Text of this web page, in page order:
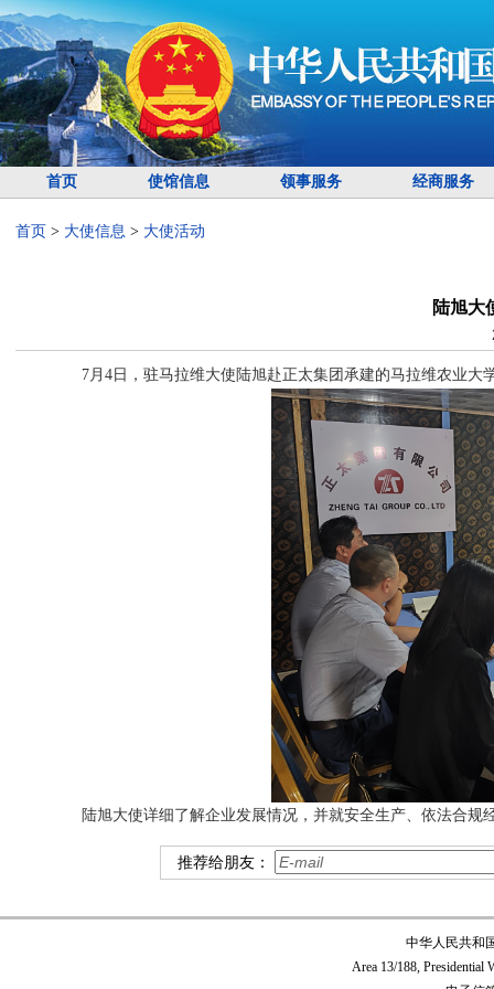
首页 使馆信息 领事服务 经商服务
首页 > 大使信息 > 大使活动
陆旭大
7月4日，驻马拉维大使陆旭赴正太集团承建的马拉维农业
陆旭大使详细了解企业发展情况，并就安全生产、依法合
推荐给朋友：
中华人民共和
Area 13/188, Presidential